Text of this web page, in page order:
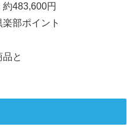
483,600円
部ポイント
と